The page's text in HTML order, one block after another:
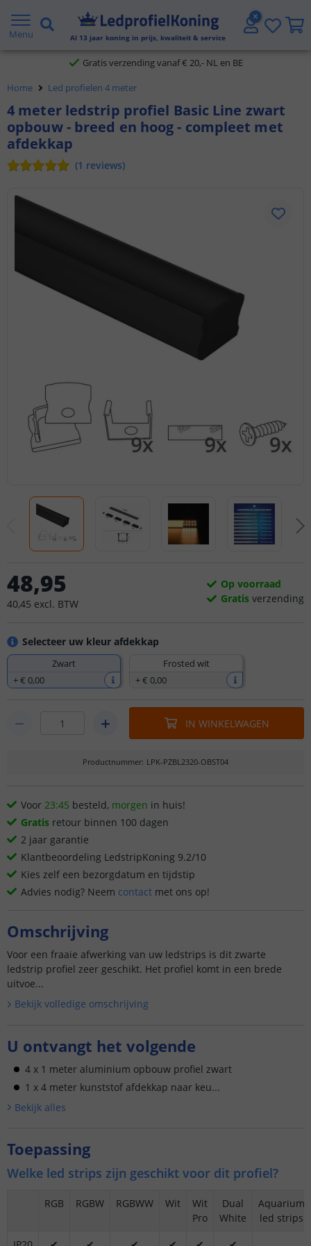
Menu Al 13 jaar koning in prijs, kwaliteit & service
2 jaar garantie
Gratis verzending vanaf € 20,- NL en BE
Klantbeoordeling 9.1
Voor 23:45 uur besteld, morgen in huis
Home Led profielen 4 meter
4 meter ledstrip profiel Basic Line zwart
opbouw - breed en hoog - compleet met
afdekkap
(1 reviews)
Selecteer uw kleur afdekkap
Zwart
+€ 0,00
Frosted wit
+€ 0,00
48,95
40,45 excl. BTW
Op voorraad
Gratis verzending
IN WINKELWAGEN
Productnummer: LPK-PZBL2320-OBST04
Voor 23:45 besteld, morgen in huis!
Gratis retour binnen 100 dagen
2 jaar garantie
Klantbeoordeling LedstripKoning 9.2/10
Kies zelf een bezorgdatum en tijdstip
Advies nodig? Neem contact met ons op!
Omschrijving
Voor een fraaie afwerking van uw ledstrips is dit zwarte
ledstrip profiel zeer geschikt. Het profiel komt in een brede
uitvoe...
Bekijk volledige omschrijving
U ontvangt het volgende
4 x 1 meter aluminium opbouw profiel zwart
1 x 4 meter kunststof afdekkap naar keu...
Bekijk alles
Toepassing
Welke led strips zijn geschikt voor dit profiel?
RGB RGBW RGBWW Wit
Wit
Pro
Dual
White
Aquarium
led strips